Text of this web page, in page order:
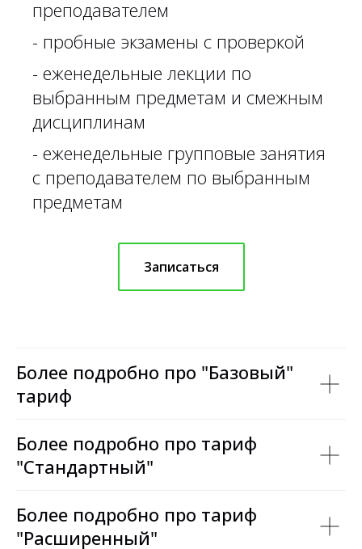
преподавателем
- пробные экзамены с проверкой
- еженедельные лекции по
выбранным предметам и смежным
дисциплинам
- еженедельные групповые занятия
с преподавателем по выбранным
предметам
Записаться
Более подробно про "Базовый"
тариф
Более подробно про тариф
"Стандартный"
Более подробно про тариф
"Расширенный"